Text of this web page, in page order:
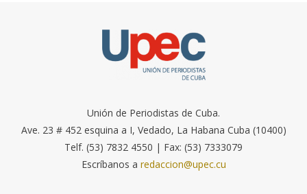
Unión de Periodistas de Cuba.
Ave. 23 # 452 esquina a I, Vedado, La Habana Cuba (10400)
Telf. (53) 7832 4550 | Fax: (53) 7333079
Escríbanos a redaccion@upec.cu